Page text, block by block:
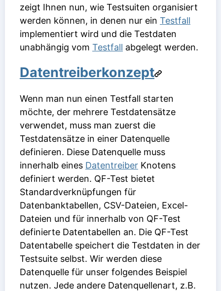
zeigt Ihnen nun, wie Testsuiten organisiert
werden können, in denen nur ein Testfall
implementiert wird und die Testdaten
unabhängig vom Testfall abgelegt werden.
Datentreiberkonzept
Wenn man nun einen Testfall starten
möchte, der mehrere Testdatensätze
verwendet, muss man zuerst die
Testdatensätze in einer Datenquelle
definieren. Diese Datenquelle muss
innerhalb eines Datentreiber Knotens
definiert werden. QF-Test bietet
Standardverknüpfungen für
Datenbanktabellen, CSV-Dateien, Excel-
Dateien und für innerhalb von QF-Test
definierte Datentabellen an. Die QF-Test
Datentabelle speichert die Testdaten in der
Testsuite selbst. Wir werden diese
Datenquelle für unser folgendes Beispiel
nutzen. Jede andere Datenquellenart, z.B.